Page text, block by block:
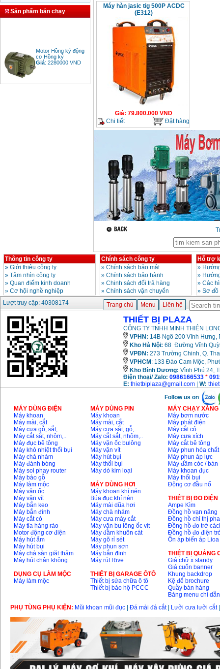
Sản phẩm bán chạy
Motor Hồng ký động
cơ Hồng ký
Giá :2280000
(1510W)
Giá:14068000VND
Bộ máy khoan 100
chi tiết Bosch GSB
13RE (650W)
Giá:2200000VND
Máy khoan Bosch
GSB 16RE (750W)
Giá
1850000
GX160 (5.5HP)
Máy mài 100mm
Makita 9553B (710W)
Giá:1296000
Máy hàn jasic tig 500P ACDC
(E312)
Giá: 79.800.000 VND
Chi tiết
Đặt hàng
Thông tin công ty
» Giới thiệu công ty
» Tầm nhìn công ty
» Quan điểm kinh doanh
» Cơ hội nghề nghiệp
Chính sách công ty
» Chính sách bảo mật
» Chính sách bảo hành
» Chinh sách đổi trả hàng
» Chính sách vận chuyển
Hỗ trợ
»
»
» Các
» Sơ
Lượt truy cập: 40308174
Trang chủ Menu Liên hệ
THIẾT BỊ PLAZA
CÔNG TY TNHH MINH THIÊN
VPHN: 14B Ngõ 200 Vĩnh Hưng,
Kho Hà Nội: 68 Đường Vĩnh
VPĐN: 273 Trường Chinh, Q.
VPHCM : 133 Đào Cam Mộc,
Kho Bình Dương: Vĩnh Phú 24,
Điện thoại/ Zalo: 0986166533 *
E: thietbiplaza@gmail.com W:
Follow us on:
MÁY DÙNG ĐIỆN
Máy khoan
Máy mài, cắt
Máy cưa gỗ, sắt,..
Máy cắt sắt, nhôm,..
Máy đục bê tông
Máy khò nhiệt thổi bụi
Máy chà nhám
Máy đánh bóng
Máy soi phay router
Máy bào gỗ
Máy làm mộc
Máy vặn ốc
Máy vặn vít
Máy bắn keo
Máy bắn đinh
Máy cắt cỏ
Máy tỉa hàng rào
Motor động cơ điện
Máy hút ẩm
Máy hút bụi
Máy chà sàn giặt thảm
Máy hút chân không
DỤNG CỤ LÀM MỘC
Máy làm mộc
MÁY DÙNG PIN
Máy khoan
Máy mài, cắt
Máy cưa sắt, gỗ,..
Máy cắt sắt, nhôm,..
Máy vặn ốc bulông
Máy vặn vít
Máy hút bụi
Máy thổi bụi
Máy dò kim loại
MÁY DÙNG HƠI
Máy khoan khí nén
Búa đục khí nén
Máy mài dũa hơi
Máy chà nhám
Máy cưa máy cắt
Máy vặn bu lông ốc vít
Máy đầm khuôn cát
Máy gõ rỉ sét
Máy phun sơn
Máy bắn đinh
Máy rút Rive
THIÊT BỊ GARAGE ÔTÔ
Thiết bị sửa chữa ô tô
Thiết bị bảo hộ PCCC
MÁY CHẠY
Máy bơm nước
Máy phát điện
Máy cắt cỏ
Máy cưa xích
Máy cắt bê tông
Máy phun hóa chất
Máy phun áp lực
Máy đầm cóc / bàn
Máy khoan đục
Máy thổi bụi
Động cơ đầu nổ
THIÊT BỊ ĐO ĐIỆN
Ampe Kìm
Đồng hồ vạn năng
Đồng hồ chỉ thị pha
Đồng hồ đo trở
Đồng hồ đo điện
Ổn áp biến áp Lioa
THIỆT BỊ QUẢNG
Giá chữ x standy
Giá cuốn banner
Khung backdrop
Kệ để brochure
Quầy bán hàng
Bảng menu chỉ dẫn
PHỤ TÙNG PHỤ KIỆN: Mũi khoan mũi đục Đá mài đá cắt| Lưỡi cưa lưỡi cắt